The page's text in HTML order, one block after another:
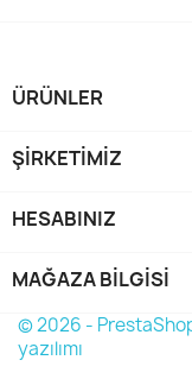
ÜRÜNLER
ŞIRKETIMIZ
HESABINIZ
MAĞAZA BILGISI
© 2026 -
yazılımı